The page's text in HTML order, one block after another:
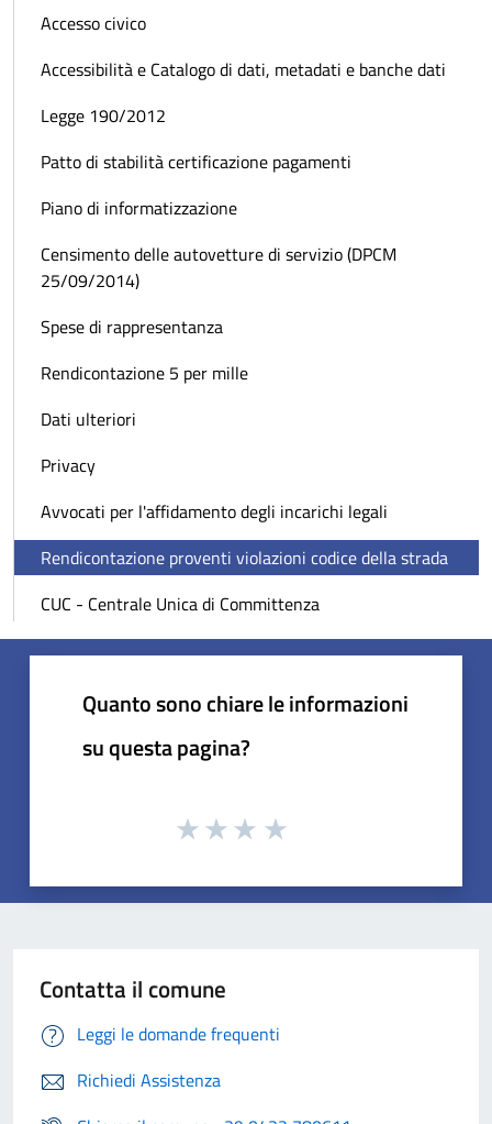
Accesso civico
Accessibilità e Catalogo di dati, metadati e banche dati
Legge 190/2012
Patto di stabilità certificazione pagamenti
Piano di informatizzazione
Censimento delle autovetture di servizio (DPCM
25/09/2014)
Spese di rappresentanza
Rendicontazione 5 per mille
Dati ulteriori
Privacy
Avvocati per l'affidamento degli incarichi legali
Rendicontazione proventi violazioni codice della strada
CUC - Centrale Unica di Committenza
Quanto sono chiare le informazioni
su questa pagina?
Contatta il comune
Leggi le domande frequenti
Richiedi Assistenza